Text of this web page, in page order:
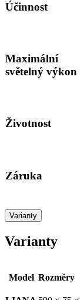
Účinnost
Maximální
světelný výkon
Životnost
Záruka
Varianty
Varianty
Model Rozměry